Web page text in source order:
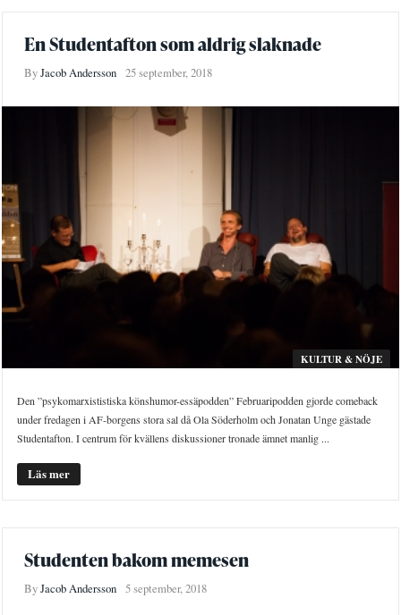
En Studentafton som aldrig slaknade
ByJacob Andersson 25 september, 2018
KULTUR & NÖJE
Den ”psykomarxististiska könshumor-essäpodden” Februaripodden gjorde comeback
under fredagen i AF-borgens stora sal då Ola Söderholm och Jonatan Unge gästade
Studentafton. I centrum för kvällens diskussioner tronade ämnet manlig ...
Läs mer
Studenten bakom memesen
ByJacob Andersson 5 september, 2018